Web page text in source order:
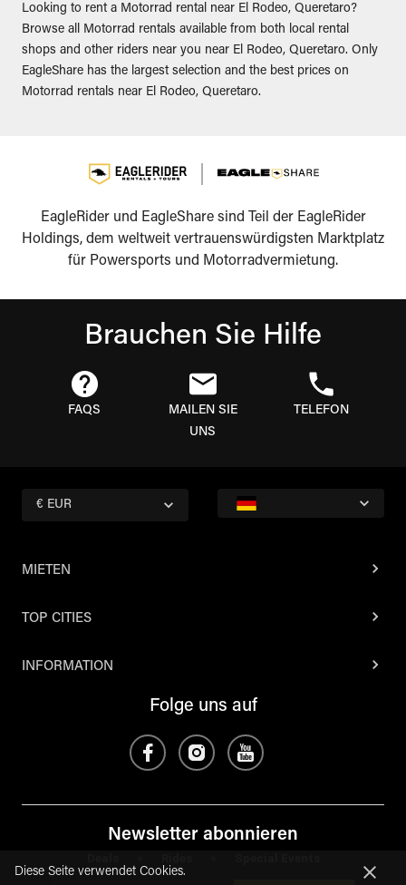
Looking to rent a Motorrad rental near El Rodeo, Queretaro?
Browse all Motorrad rentals available from both local rental
shops and other riders near you near El Rodeo, Queretaro. Only
EagleShare has the largest selection and the best prices on
Motorrad rentals near El Rodeo, Queretaro.
EagleRider und EagleShare sind Teil der EagleRider
Holdings, dem weltweit vertrauenswürdigsten Marktplatz
für Powersports und Motorradvermietung.
Brauchen Sie Hilfe
FAQS
MAILEN SIE
UNS
TELEFON
€ EUR
MIETEN
TOP CITIES
INFORMATION
Folge uns auf
Newsletter abonnieren
Diese Seite verwendet Cookies.